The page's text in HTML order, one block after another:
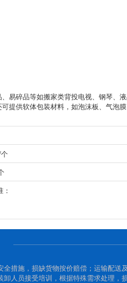
易碎品等如搬家类背投电视、钢琴、
提供软体包装材料，如泡沫板、气泡
全措施，损缺货物按价赔偿；运输配送
卸人员接受培训，根据特殊需求处理，